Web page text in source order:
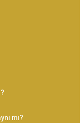
mı?